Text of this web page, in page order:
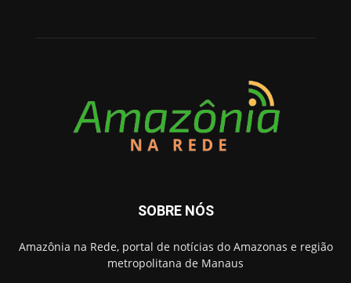
SOBRE NÓS
Amazônia na Rede, portal de notícias do Amazonas e região
metropolitana de Manaus